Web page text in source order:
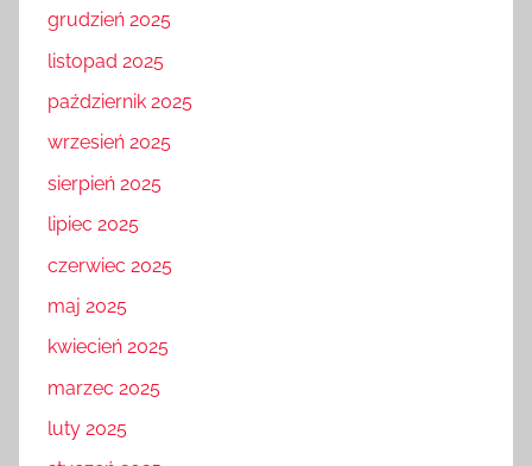
grudzień 2025
listopad 2025
październik 2025
wrzesień 2025
sierpień 2025
lipiec 2025
czerwiec 2025
maj 2025
kwiecień 2025
marzec 2025
luty 2025